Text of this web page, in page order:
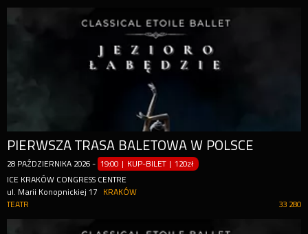
PIERWSZA TRASA BALETOWA W POLSCE
28 PAŹDZIERNIKA 2026 - 19:00 | KUP-BILET |120zł
ICE KRAKÓW CONGRESS CENTRE
ul. Marii Konopnickiej 17
KRAKÓW
33 280
TEATR